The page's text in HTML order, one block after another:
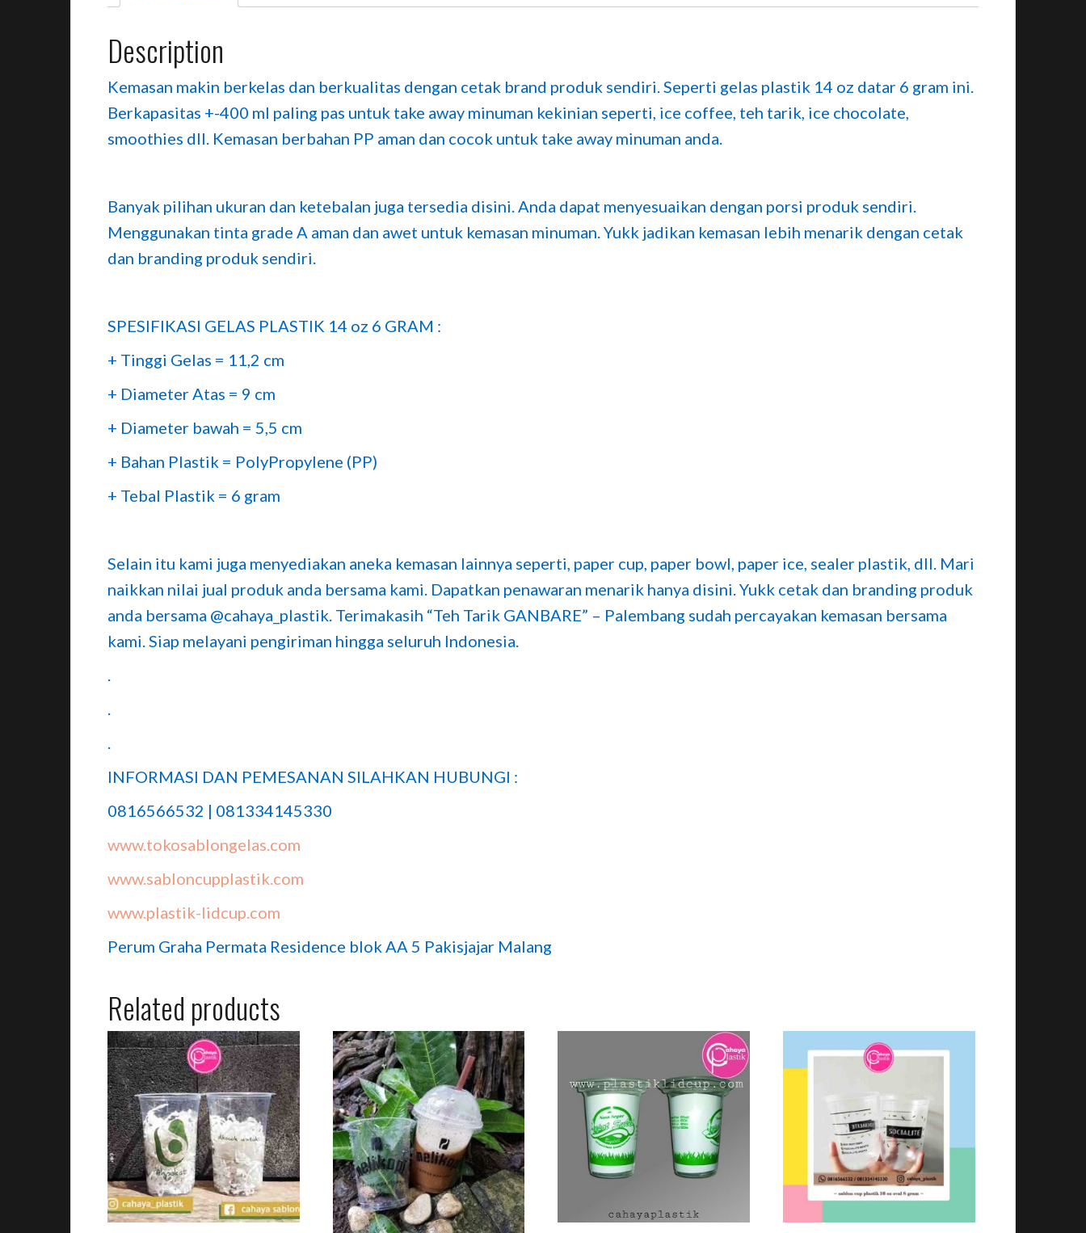
Description
Kemasan makin berkelas dan berkualitas dengan cetak brand produk sendiri. Seperti gelas plastik 14 oz datar 6 gram ini.
Berkapasitas +-400 ml paling pas untuk take away minuman kekinian seperti, ice coffee, teh tarik, ice chocolate,
smoothies dll. Kemasan berbahan PP aman dan cocok untuk take away minuman anda.
Banyak pilihan ukuran dan ketebalan juga tersedia disini. Anda dapat menyesuaikan dengan porsi produk sendiri.
Menggunakan tinta grade A aman dan awet untuk kemasan minuman. Yukk jadikan kemasan lebih menarik dengan cetak
dan branding produk sendiri.
SPESIFIKASI GELAS PLASTIK 14 oz 6 GRAM :
+ Tinggi Gelas = 11,2 cm
+ Diameter Atas = 9 cm
+ Diameter bawah = 5,5 cm
+ Bahan Plastik = PolyPropylene (PP)
+ Tebal Plastik = 6 gram
Selain itu kami juga menyediakan aneka kemasan lainnya seperti, paper cup, paper bowl, paper ice, sealer plastik, dll. Mari
naikkan nilai jual produk anda bersama kami. Dapatkan penawaran menarik hanya disini. Yukk cetak dan branding produk
anda bersama @cahaya_plastik. Terimakasih “Teh Tarik GANBARE” – Palembang sudah percayakan kemasan bersama
kami. Siap melayani pengiriman hingga seluruh Indonesia.
INFORMASI DAN PEMESANAN SILAHKAN HUBUNGI :
0816566532 | 081334145330
www.tokosablongelas.com
www.sabloncupplastik.com
www.plastik-lidcup.com
Perum Graha Permata Residence blok AA 5 Pakisjajar Malang
Related products